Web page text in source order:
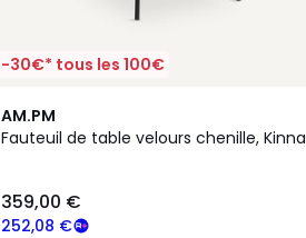
-30€* tous les 100€
AM.PM
Fauteuil de table velours chenille, Kinna
252,08 €
359,00 €
5
/
2
Couleurs